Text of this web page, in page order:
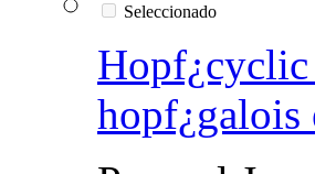
Seleccionado
hopf¿galois